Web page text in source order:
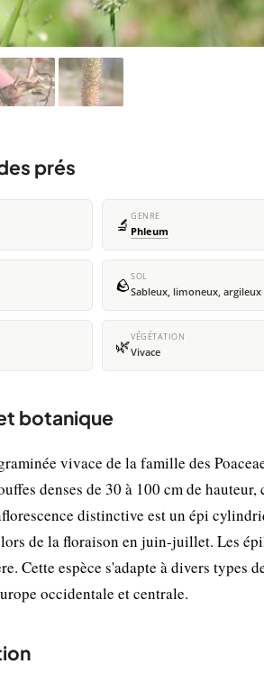
prés
🔬 GENRE
Phleum
🪨SOL
Sableux, limoneux, argileux
🌿VÉGÉTATION
Vivace
botanique
vivace de la famille des
denses de 30 à 100 cm de
distinctive est un épi
de la floraison en juin-juillet. Les
Cette espèce s'adapte à divers types
occidentale et centrale.